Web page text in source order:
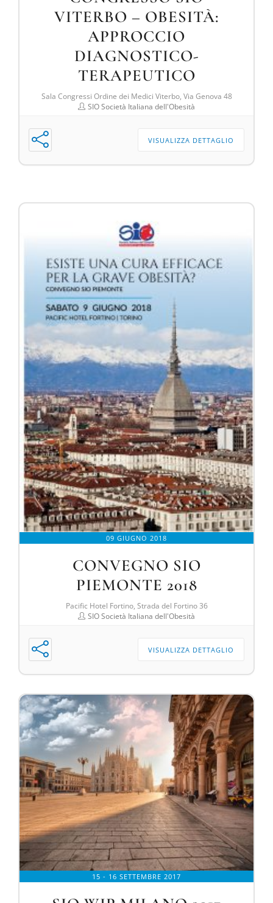
VITERBO – OBESITÀ:
APPROCCIO
DIAGNOSTICO-
TERAPEUTICO
Sala Congressi Ordine dei Medici Viterbo, Via Genova 48
SIO Società Italiana dell'Obesità
VISUALIZZA DETTAGLIO
09 GIUGNO 2018
CONVEGNO SIO
PIEMONTE 2018
Pacific Hotel Fortino, Strada del Fortino 36
SIO Società Italiana dell'Obesità
VISUALIZZA DETTAGLIO
15 - 16 SETTEMBRE 2017